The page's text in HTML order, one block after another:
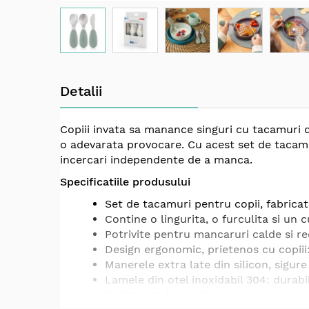
the
beginning
the
images
gallery
Detalii
Copiii invata sa manance singuri cu
o adevarata provocare. Cu acest set de
incercari independente de a manca.
Specificatiile produsului
Set de tacamuri pentru copii,
Contine o lingurita, o furculita si un
Potrivite pentru mancaruri calde si
Design ergonomic, prietenos cu
Manerele extra late din silicon,
Lamele din otel inoxidabil 304: